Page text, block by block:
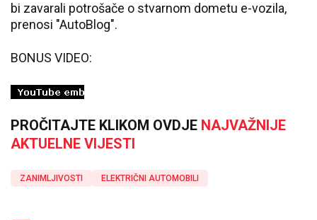
bi zavarali potrošače o stvarnom dometu e-vozila,
prenosi "AutoBlog".
BONUS VIDEO:
PROČITAJTE KLIKOM OVDJE NAJVAŽNIJE
AKTUELNE VIJESTI
ZANIMLJIVOSTI ELEKTRIČNI AUTOMOBILI